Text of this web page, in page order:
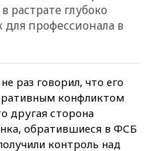
растрате глубоко
профессионала в
раз говорил, что его
конфликтом
другая сторона
обратившиеся в ФСБ
контроль над